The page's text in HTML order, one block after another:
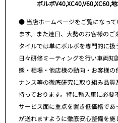
ボルボV40,XC40,V60,XC60,
● 当店ホームページをご覧になっ
ます。また連日、大勢のお客様の
タイルでは単にボルボを専門的に
日々研修ミーティングを行い車両
態・相場・他店様の動向・お客様
ナンス等の徹底研究に取り組み品
持っております。特に輸入車に必
サービス面に重点を置き低価格で
が送れますように徹底安心整備を施